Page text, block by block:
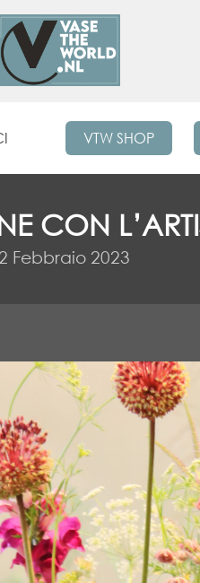
VTW SHOP
CON
Febbraio 2023